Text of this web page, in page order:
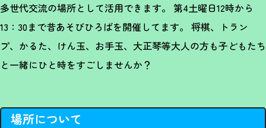
多世代交流の場所として活用できます。 第4土曜日12時から
13：30まで昔あそびひろばを開催してます。 将棋、トラン
プ、かるた、けん玉、お手玉、大正琴等大人の方も子どもたち
と一緒にひと時をすごしませんか？
場所について